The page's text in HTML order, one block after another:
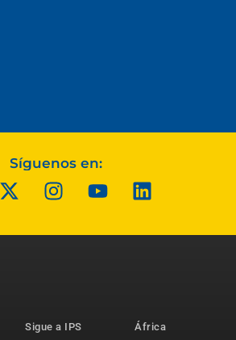
Síguenos en:
Sigue a IPS
África